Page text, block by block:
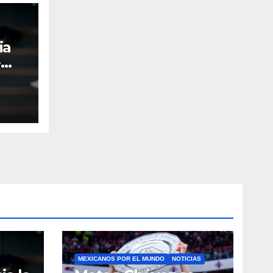
MEXICANOS POR EL MUNDO NOTICIAS